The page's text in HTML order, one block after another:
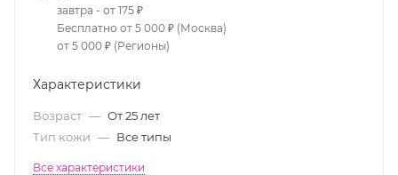
завтра - от 175 ₽
Бесплатно от 5 000 ₽ (Москва)
от 5 000 ₽ (Регионы)
Характеристики
Возраст — От 25 лет
Тип кожи — Все типы
Все характеристики